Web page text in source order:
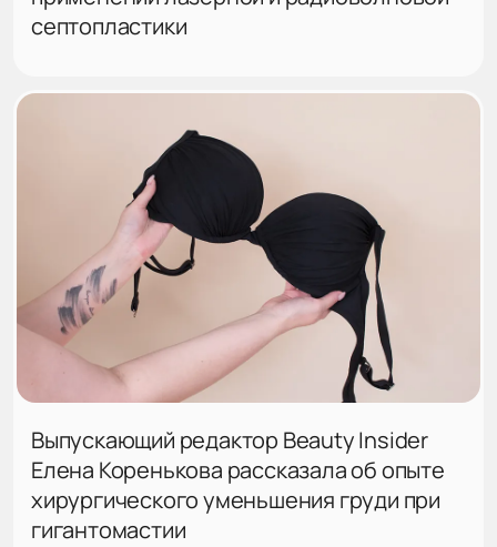
септопластики
Выпускающий редактор Beauty Insider
Елена Коренькова рассказала об опыте
хирургического уменьшения груди при
гигантомастии